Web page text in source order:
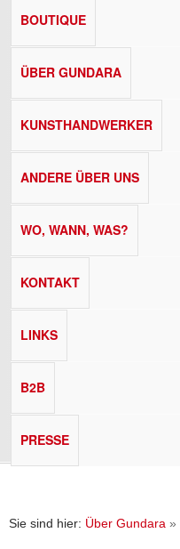
BOUTIQUE
ÜBER GUNDARA
KUNSTHANDWERKER
ANDERE ÜBER UNS
WO, WANN, WAS?
KONTAKT
LINKS
B2B
PRESSE
Sie sind hier: Über Gundara »